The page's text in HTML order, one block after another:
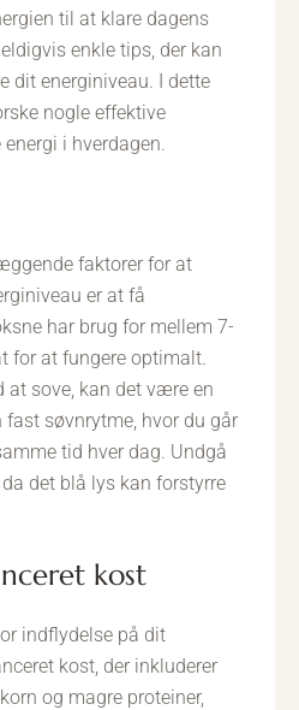
til at klare dagens
enkle tips, der kan
dit energiniveau. I dette
nogle effektive
i hverdagen.
faktorer for at
er at få
har brug for mellem 7-
for at fungere optimalt.
sove, kan det være en
fast søvnrytme, hvor du går
tid hver dag. Undgå
det blå lys kan forstyrre
kost
indflydelse på dit
kost, der inkluderer
og magre proteiner,